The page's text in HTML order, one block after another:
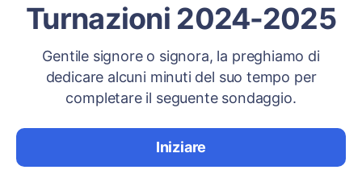
Turnazioni 2024-2025
Gentile signore o signora, la preghiamo di
dedicare alcuni minuti del suo tempo per
completare il seguente sondaggio.
Iniziare